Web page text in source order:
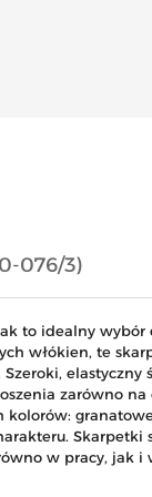
076/3)
to idealny
włókien, te
zarówno
Skarpetki
w pracy, jak